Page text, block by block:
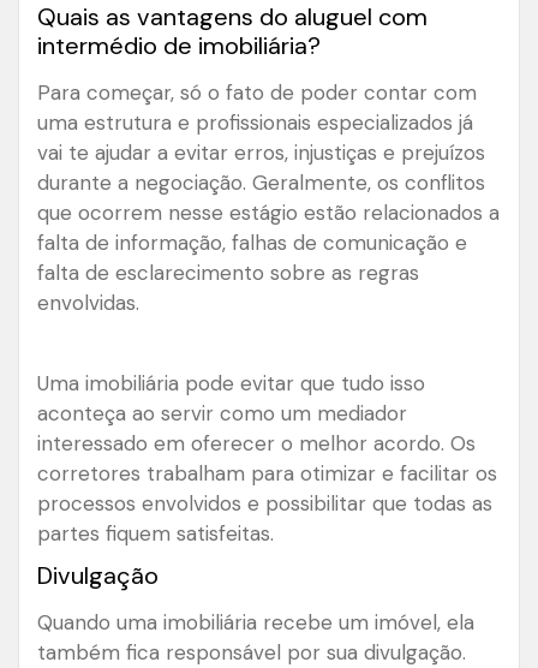
Quais as vantagens do aluguel com
intermédio de imobiliária?
Para começar, só o fato de poder contar com
uma estrutura e profissionais especializados já
vai te ajudar a evitar erros, injustiças e prejuízos
durante a negociação. Geralmente, os conflitos
que ocorrem nesse estágio estão relacionados a
falta de informação, falhas de comunicação e
falta de esclarecimento sobre as regras
envolvidas.
Uma imobiliária pode evitar que tudo isso
aconteça ao servir como um mediador
interessado em oferecer o melhor acordo. Os
corretores trabalham para otimizar e facilitar os
processos envolvidos e possibilitar que todas as
partes fiquem satisfeitas.
Divulgação
Quando uma imobiliária recebe um imóvel, ela
também fica responsável por sua divulgação.